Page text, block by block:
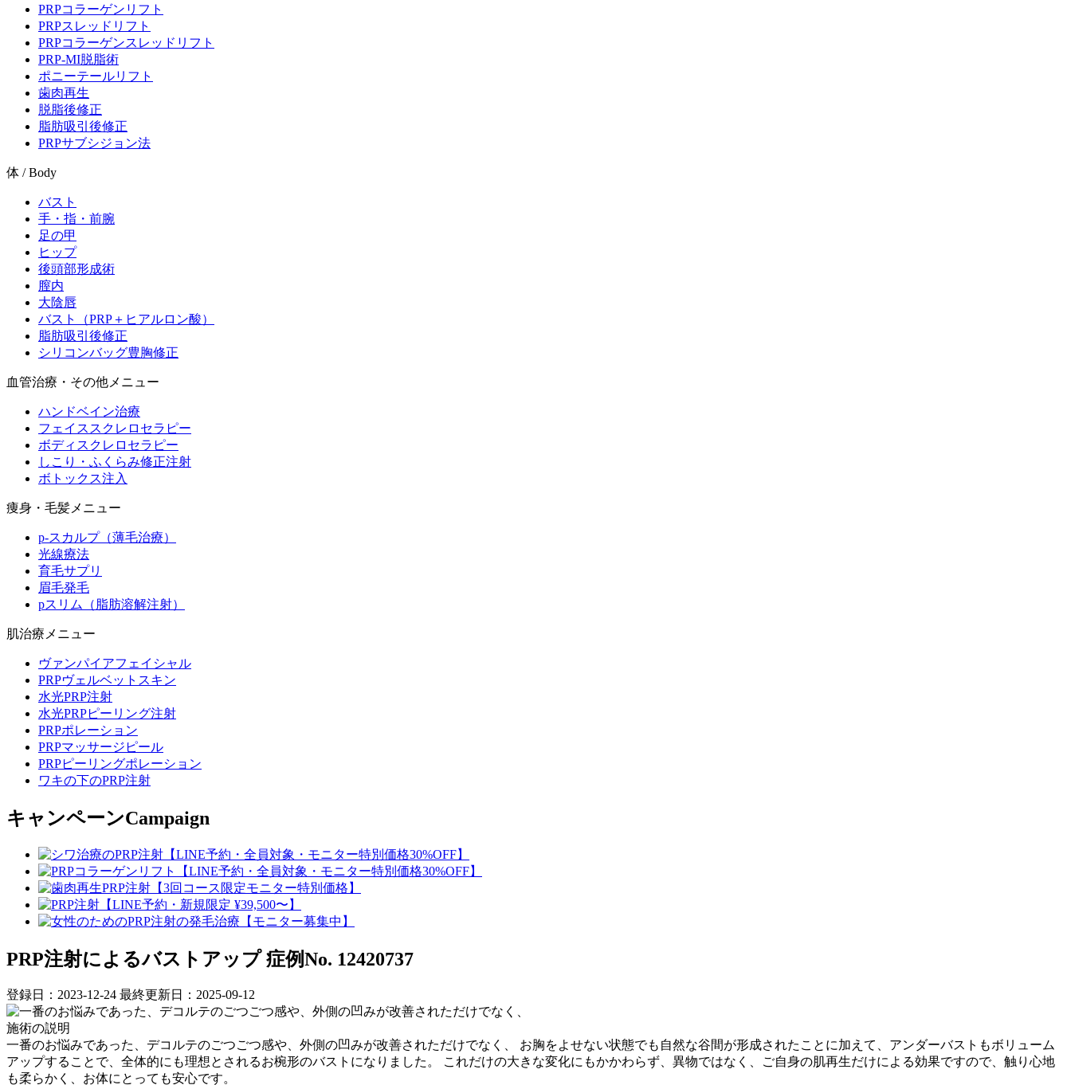
PRPコラーゲンリフト
PRPスレッドリフト
PRPコラーゲンスレッドリフト
PRP-MI脱脂術
ポニーテールリフト
歯肉再生
脱脂後修正
脂肪吸引後修正
PRPサブシジョン法
体 / Body
バスト
手・指・前腕
足の甲
ヒップ
後頭部形成術
膣内
大陰唇
バスト（PRP＋ヒアルロン酸）
脂肪吸引後修正
シリコンバッグ豊胸修正
血管治療・その他メニュー
ハンドベイン治療
フェイススクレロセラピー
ボディスクレロセラピー
しこり・ふくらみ修正注射
ボトックス注入
痩身・毛髪メニュー
p-スカルプ（薄毛治療）
光線療法
育毛サプリ
眉毛発毛
pスリム（脂肪溶解注射）
肌治療メニュー
ヴァンパイアフェイシャル
PRPヴェルベットスキン
水光PRP注射
水光PRPピーリング注射
PRPポレーション
PRPマッサージピール
PRPピーリングポレーション
ワキの下のPRP注射
キャンペーンCampaign
PRP注射によるバストアップ 症例No. 12420737
登録日：2023-12-24 最終更新日：2025-09-12
施術の説明
一番のお悩みであった、デコルテのごつごつ感や、外側の凹みが改善されただけでなく、 お胸をよせない状態でも自然な谷間が形成されたことに加えて、アンダーバストもボリューム
アップすることで、全体的にも理想とされるお椀形のバストになりました。 これだけの大きな変化にもかかわらず、異物ではなく、ご自身の肌再生だけによる効果ですので、触り心地
も柔らかく、お体にとっても安心です。